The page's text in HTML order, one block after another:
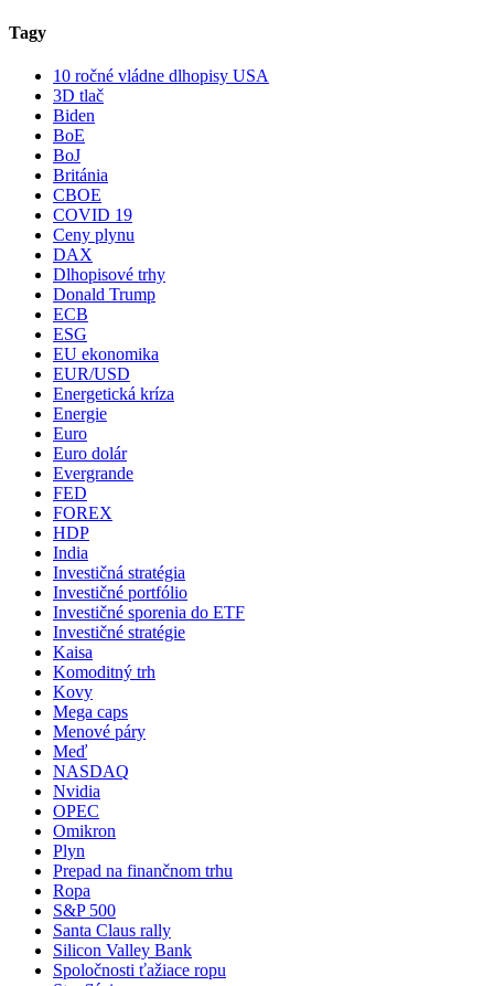
Tagy
10 ročné vládne dlhopisy USA
3D tlač
Biden
BoE
BoJ
Británia
CBOE
COVID 19
Ceny plynu
DAX
Dlhopisové trhy
Donald Trump
ECB
ESG
EU ekonomika
EUR/USD
Energetická kríza
Energie
Euro
Euro dolár
Evergrande
FED
FOREX
HDP
India
Investičná stratégia
Investičné portfólio
Investičné sporenia do ETF
Investičné stratégie
Kaisa
Komoditný trh
Kovy
Mega caps
Menové páry
Meď
NASDAQ
Nvidia
OPEC
Omikron
Plyn
Prepad na finančnom trhu
Ropa
S&P 500
Santa Claus rally
Silicon Valley Bank
Spoločnosti ťažiace ropu